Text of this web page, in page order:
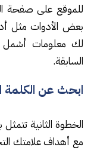
للموقع على صفحة
لك معلومات أشمل
السابقة.
ابحث عن الكلمة
الخطوة الثانية
مع أهداف علامتك